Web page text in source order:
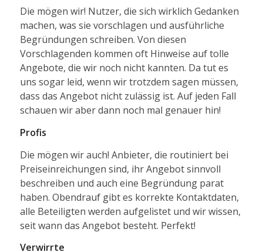
Die mögen wir! Nutzer, die sich wirklich Gedanken
machen, was sie vorschlagen und ausführliche
Begründungen schreiben. Von diesen
Vorschlagenden kommen oft Hinweise auf tolle
Angebote, die wir noch nicht kannten. Da tut es
uns sogar leid, wenn wir trotzdem sagen müssen,
dass das Angebot nicht zulässig ist. Auf jeden Fall
schauen wir aber dann noch mal genauer hin!
Profis
Die mögen wir auch! Anbieter, die routiniert bei
Preiseinreichungen sind, ihr Angebot sinnvoll
beschreiben und auch eine Begründung parat
haben. Obendrauf gibt es korrekte Kontaktdaten,
alle Beteiligten werden aufgelistet und wir wissen,
seit wann das Angebot besteht. Perfekt!
Verwirrte